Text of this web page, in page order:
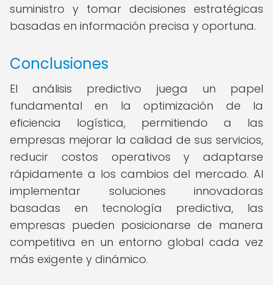
suministro y tomar decisiones estratégicas
basadas en información precisa y oportuna.
Conclusiones
El análisis predictivo juega un papel
fundamental en la optimización de la
eficiencia logística, permitiendo a las
empresas mejorar la calidad de sus servicios,
reducir costos operativos y adaptarse
rápidamente a los cambios del mercado. Al
implementar soluciones innovadoras
basadas en tecnología predictiva, las
empresas pueden posicionarse de manera
competitiva en un entorno global cada vez
más exigente y dinámico.